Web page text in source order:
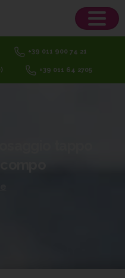
+39 011 900 74 21
+39 011 64 2705